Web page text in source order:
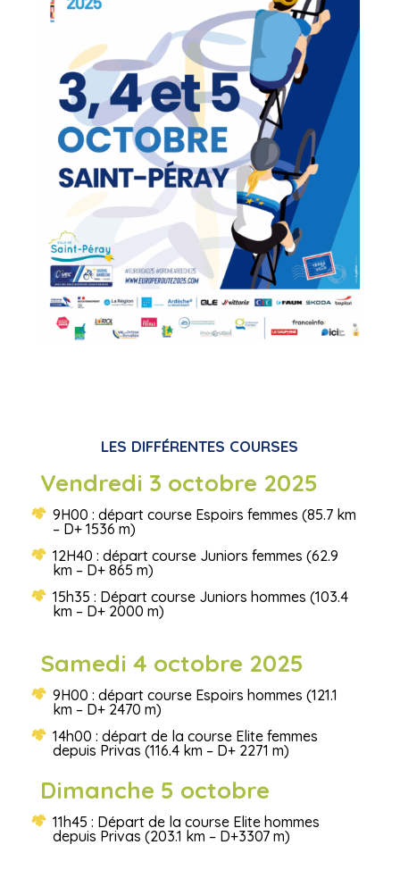
LES DIFFÉRENTES COURSES
Vendredi 3 octobre 2025
9H00 : départ course Espoirs femmes (85.7 km
– D+ 1536 m)
12H40 : départ course Juniors femmes (62.9
km – D+ 865 m)
15h35 : Départ course Juniors hommes (103.4
km – D+ 2000 m)
Samedi 4 octobre 2025
9H00 : départ course Espoirs hommes (121.1
km – D+ 2470 m)
14h00 : départ de la course Elite femmes
depuis Privas (116.4 km – D+ 2271 m)
Dimanche 5 octobre
11h45 : Départ de la course Elite hommes
depuis Privas (203.1 km – D+3307 m)